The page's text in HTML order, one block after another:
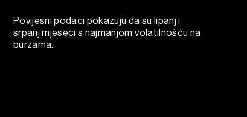
Povijesni podaci pokazuju da su lipanj i
srpanj mjeseci s najmanjom volatilnošću na
burzama.